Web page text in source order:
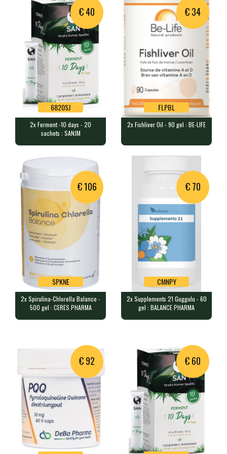
Produit indisponible,
alternative proposée :
Ashwagandha - 120 gel :
ELEMENTS
ASIEL
€ 43.00 En stock
Produit indisponible,
alternative proposée :
Ashwagandha - 120 gel :
ELEMENTS ASIEL
€ 43.00 En stock
€ 40
6820SJ
1250mg de bactéries par sachet…
6820SJ
2x Ferment -10 days - 20
sachets : SANJM
€ 34
FLPBL
FLPBL
2x Fishliver Oil - 90 gel : BE-LIFE
€ 106
SPKNE
SPKNE
2x Spirulina-Chlorella Balance -
500 gel : CERES PHARMA
€ 70
CMNPY
CMNPY
2x Supplements 21 Guggulu - 60
gel : BALANCE PHARMA
€ 92 € 60